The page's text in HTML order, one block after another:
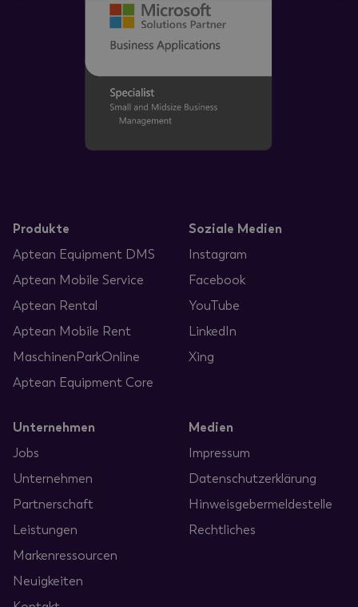
Produkte
Aptean Equipment DMS
Aptean Mobile Service
Aptean Rental
Aptean Mobile Rent
MaschinenParkOnline
Aptean Equipment Core
Soziale Medien
Instagram
Facebook
YouTube
LinkedIn
Xing
Unternehmen
Jobs
Unternehmen
Partnerschaft
Leistungen
Markenressourcen
Neuigkeiten
Medien
Impressum
Datenschutzerklärung
Hinweisgebermeldestelle
Rechtliches